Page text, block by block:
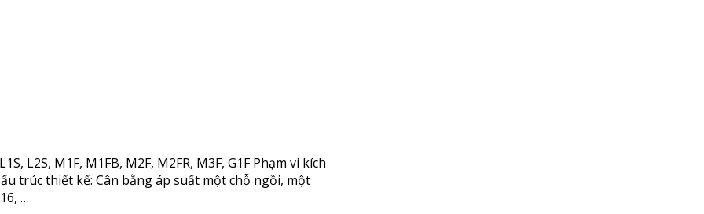
L2S, M1F, M1FB, M2F, M2FR, M3F, G1F Phạm vi kích
trúc thiết kế: Cân bằng áp suất một chỗ ngồi, một
…